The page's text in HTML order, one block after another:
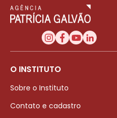
O INSTITUTO
Sobre o Instituto
Contato e cadastro